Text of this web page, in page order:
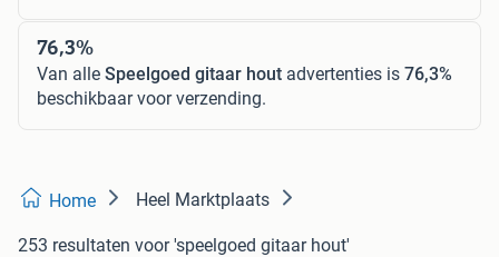
76,3%
Van alle Speelgoed gitaar hout advertenties is 76,3%
beschikbaar voor verzending.
Home Heel Marktplaats
253 resultaten voor 'speelgoed gitaar hout'